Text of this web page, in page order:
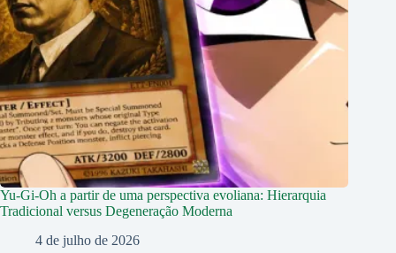
Yu-Gi-Oh a partir de uma perspectiva evoliana: Hierarquia
Tradicional versus Degeneração Moderna
4 de julho de 2026